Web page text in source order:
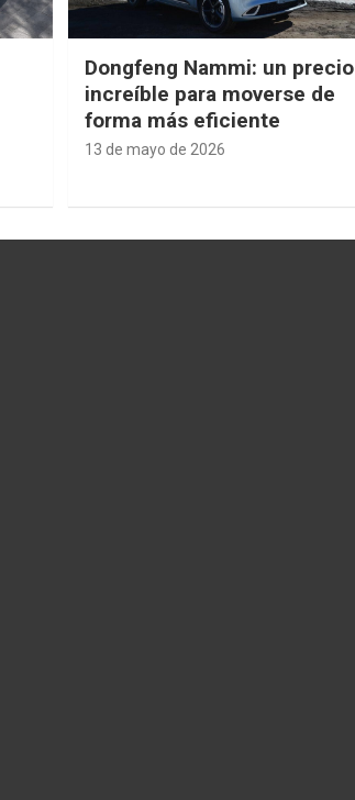
Dongfeng Nammi: un precio
increíble para moverse de
forma más eficiente
13 de mayo de 2026